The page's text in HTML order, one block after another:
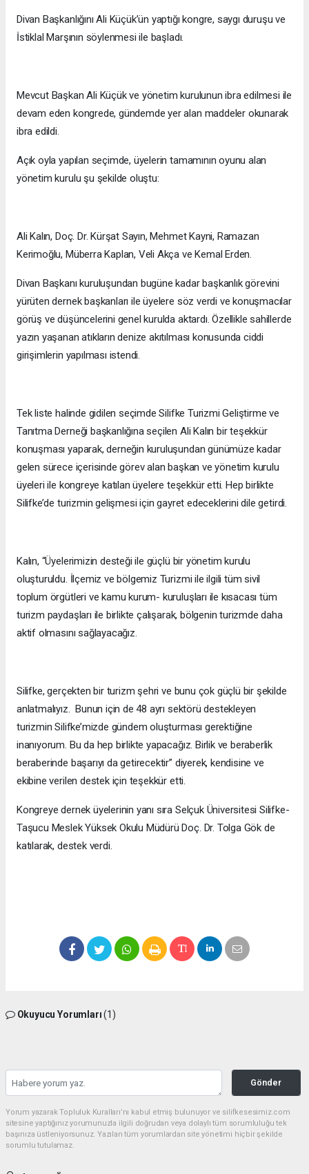
Divan Başkanlığını Ali Küçük’ün yaptığı kongre, saygı duruşu ve
İstiklal Marşının söylenmesi ile başladı.
Mevcut Başkan Ali Küçük ve yönetim kurulunun ibra edilmesi ile
devam eden kongrede, gündemde yer alan maddeler okunarak
ibra edildi.
Açık oyla yapılan seçimde, üyelerin tamamının oyunu alan
yönetim kurulu şu şekilde oluştu:
Ali Kalın, Doç. Dr. Kürşat Sayın, Mehmet Kayni, Ramazan
Kerimoğlu, Müberra Kaplan, Veli Akça ve Kemal Erden.
Divan Başkanı kuruluşundan bugüne kadar başkanlık görevini
yürüten dernek başkanları ile üyelere söz verdi ve konuşmacılar
görüş ve düşüncelerini genel kurulda aktardı. Özellikle sahillerde
yazın yaşanan atıkların denize akıtılması konusunda ciddi
girişimlerin yapılması istendi.
Tek liste halinde gidilen seçimde Silifke Turizmi Geliştirme ve
Tanıtma Derneği başkanlığına seçilen Ali Kalın bir teşekkür
konuşması yaparak, derneğin kuruluşundan günümüze kadar
gelen sürece içerisinde görev alan başkan ve yönetim kurulu
üyeleri ile kongreye katılan üyelere teşekkür etti. Hep birlikte
Silifke’de turizmin gelişmesi için gayret edeceklerini dile getirdi.
Kalın, “Üyelerimizin desteği ile güçlü bir yönetim kurulu
oluşturuldu. İlçemiz ve bölgemiz Turizmi ile ilgili tüm sivil
toplum örgütleri ve kamu kurum- kuruluşları ile kısacası tüm
turizm paydaşları ile birlikte çalışarak, bölgenin turizmde daha
aktif olmasını sağlayacağız.
Silifke, gerçekten bir turizm şehri ve bunu çok güçlü bir şekilde
anlatmalıyız. Bunun için de 48 ayrı sektörü destekleyen
turizmin Silifke’mizde gündem oluşturması gerektiğine
inanıyorum. Bu da hep birlikte yapacağız. Birlik ve beraberlik
beraberinde başarıyı da getirecektir” diyerek, kendisine ve
ekibine verilen destek için teşekkür etti.
Kongreye dernek üyelerinin yanı sıra Selçuk Üniversitesi Silifke-
Taşucu Meslek Yüksek Okulu Müdürü Doç. Dr. Tolga Gök de
katılarak, destek verdi.
Okuyucu Yorumları(1)
Gönder
Yorum yazarak Topluluk Kuralları’nı kabul etmiş bulunuyor ve silifkesesimiz.com
sitesine yaptığınız yorumunuzla ilgili doğrudan veya dolaylı tüm sorumluluğu tek
başınıza üstleniyorsunuz. Yazılan tüm yorumlardan site yönetimi hiçbir şekilde
sorumlu tutulamaz.